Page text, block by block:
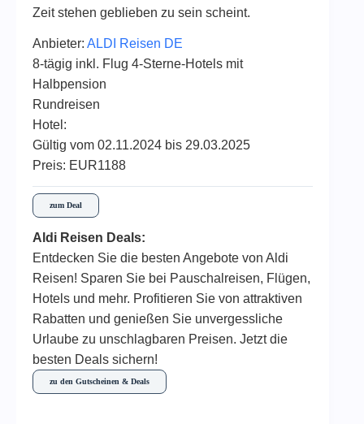
Zeit stehen geblieben zu sein scheint.
Anbieter: ALDI Reisen DE
8-tägig inkl. Flug 4-Sterne-Hotels mit
Halbpension
Rundreisen
Hotel:
Gültig vom 02.11.2024 bis 29.03.2025
Preis: EUR1188
zum Deal
Aldi Reisen Deals:
Entdecken Sie die besten Angebote von Aldi
Reisen! Sparen Sie bei Pauschalreisen, Flügen,
Hotels und mehr. Profitieren Sie von attraktiven
Rabatten und genießen Sie unvergessliche
Urlaube zu unschlagbaren Preisen. Jetzt die
besten Deals sichern!
zu den Gutscheinen & Deals